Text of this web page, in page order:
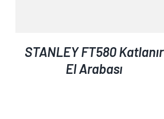
STANLEY FT580 Katlanır
El Arabası